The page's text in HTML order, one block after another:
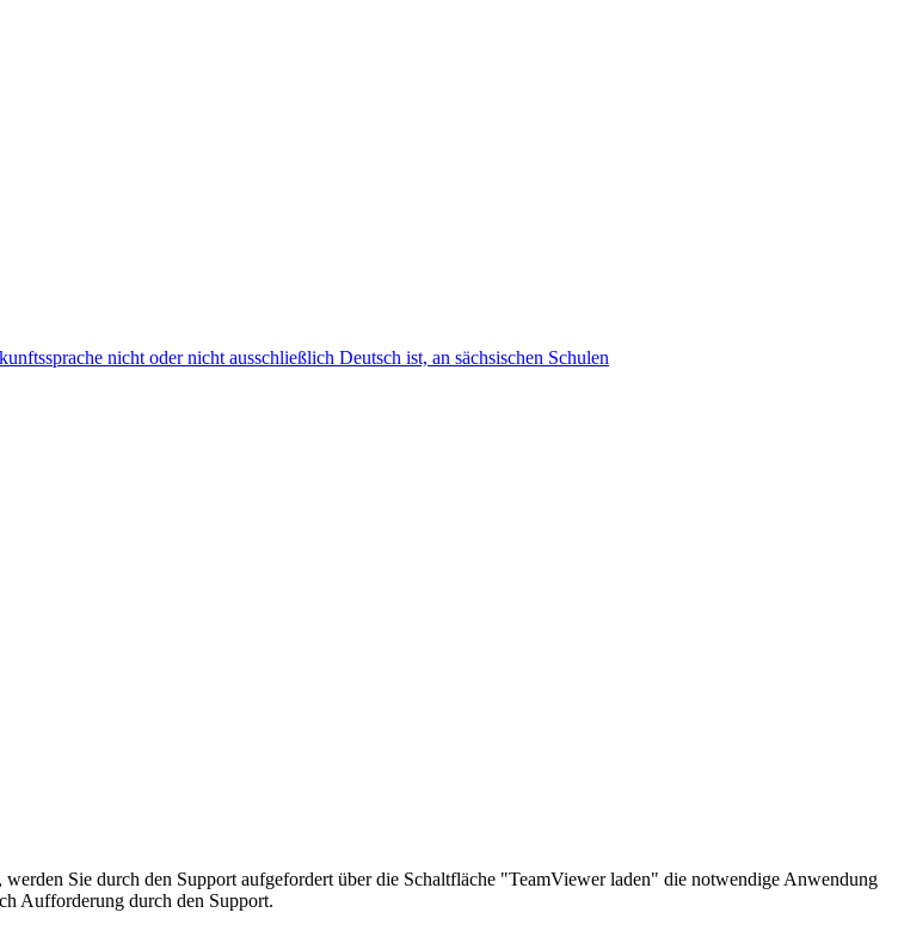
nicht oder nicht ausschließlich Deutsch ist, an sächsischen Schulen
Sie durch den Support aufgefordert über die Schaltfläche "TeamViewer laden" die notwendige Anwendung
Aufforderung durch den Support.